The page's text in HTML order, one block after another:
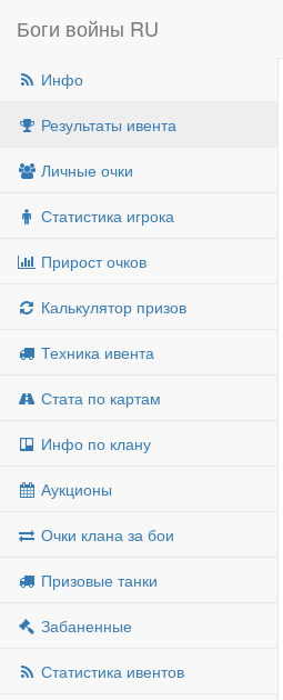
Боги войны RU
Инфо
Результаты ивента
Личные очки
Статистика игрока
Прирост очков
Калькулятор призов
Техника ивента
Стата по картам
Инфо по клану
Аукционы
Очки клана за бои
Призовые танки
Забаненные
Статистика ивентов